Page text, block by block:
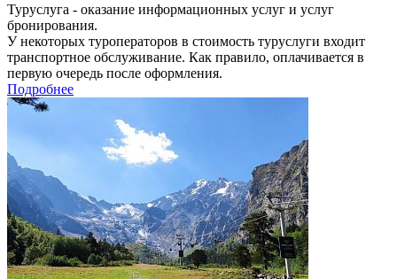
Туруслуга - оказание информационных услуг и услуг
бронирования.
У некоторых туроператоров в стоимость туруслуги входит
транспортное обслуживание. Как правило, оплачивается в
первую очередь после оформления.
Подробнее